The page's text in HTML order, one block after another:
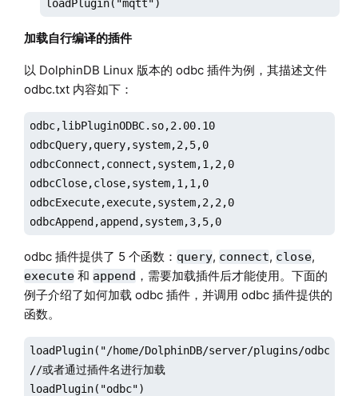
loadPlugin("mqtt")
加载自行编译的插件
以 DolphinDB Linux 版本的 odbc 插件为例，其描述文件
odbc.txt 内容如下：
odbc,libPluginODBC.so,2.00.10
odbcQuery,query,system,2,5,0
odbcConnect,connect,system,1,2,0
odbcClose,close,system,1,1,0
odbcExecute,execute,system,2,2,0
odbcAppend,append,system,3,5,0
odbc 插件提供了 5 个函数： query, connect, close,
execute和 append ，需要加载插件后才能使用。下面的
例子介绍了如何加载 odbc 插件，并调用 odbc 插件提供的
函数。
loadPlugin("/home/DolphinDB/server/plugins/odbc/
//或者通过插件名进行加载
loadPlugin("odbc")